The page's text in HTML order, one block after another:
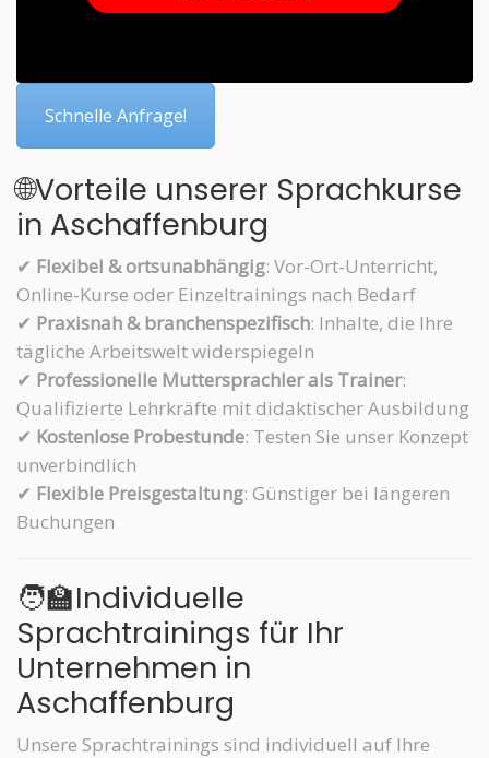
Schnelle Anfrage!
🌐Vorteile unserer Sprachkurse
in Aschaffenburg
✔ Flexibel & ortsunabhängig: Vor-Ort-Unterricht,
Online-Kurse oder Einzeltrainings nach Bedarf
✔ Praxisnah & branchenspezifisch: Inhalte, die Ihre
tägliche Arbeitswelt widerspiegeln
✔ Professionelle Muttersprachler als Trainer:
Qualifizierte Lehrkräfte mit didaktischer Ausbildung
✔ Kostenlose Probestunde: Testen Sie unser Konzept
unverbindlich
✔ Flexible Preisgestaltung: Günstiger bei längeren
Buchungen
🧑‍🏫Individuelle
Sprachtrainings für Ihr
Unternehmen in
Aschaffenburg
Unsere Sprachtrainings sind individuell auf Ihre